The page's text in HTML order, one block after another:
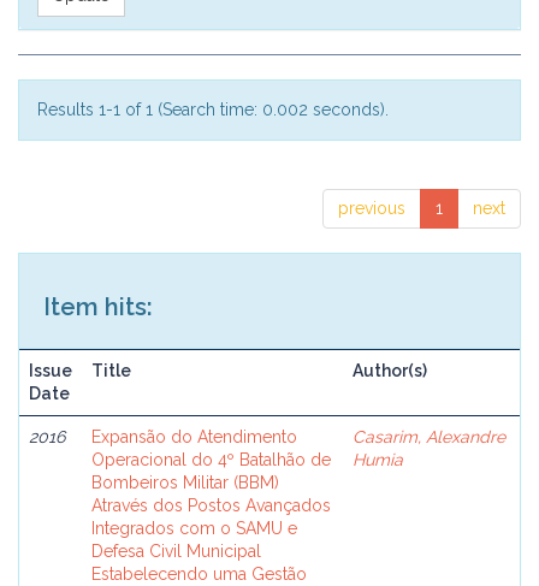
Results 1-1 of 1 (Search time: 0.002 seconds).
previous 1 next
Item hits:
Issue
Date
Title Author(s)
2016
Expansão do Atendimento
Operacional do 4º Batalhão de
Bombeiros Militar (BBM)
Através dos Postos Avançados
Integrados com o SAMU e
Defesa Civil Municipal
Estabelecendo uma Gestão
Casarim, Alexandre
Humia